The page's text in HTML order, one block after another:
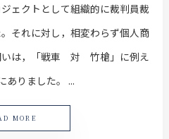
ェクトとして組織的に裁判員裁
それに対し，相変わらず個人商
いは，「戦車 対 竹槍」に例え
ありました。 ...
MORE